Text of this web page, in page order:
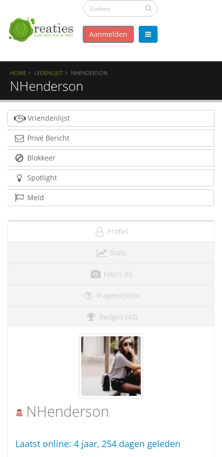
Aanmelden
HOME LEDENLIJST NHENDERSON
NHenderson
Vriendenlijst
Privé Bericht
Blokkeer
Spotlight
Meld
Profiel
Stats
Foto's (0)
Vragenlijsten
Badges (43)
NHenderson
Laatst online: 4 jaar, 254 dagen geleden